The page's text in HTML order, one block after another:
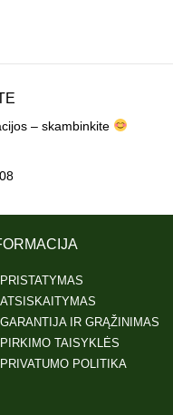
– skambinkite
PRISTATYMAS
ATSISKAITYMAS
GARANTIJA IR GRĄŽINIMAS
PIRKIMO TAISYKLĖS
PRIVATUMO POLITIKA